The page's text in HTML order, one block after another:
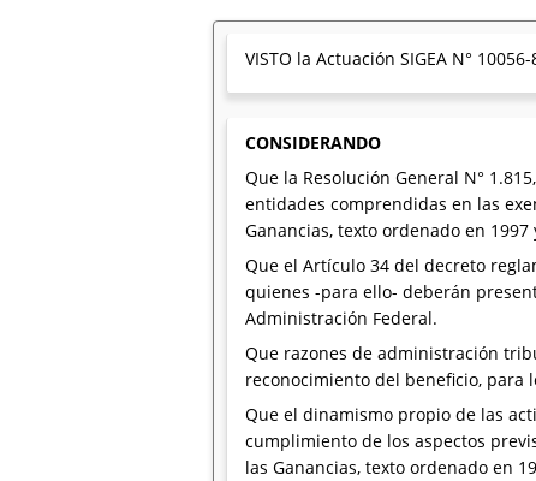
VISTO la Actuación SIGEA N°
CONSIDERANDO
Que la Resolución General N°
entidades comprendidas en las
Ganancias, texto ordenado en
Que el Artículo 34 del decreto
quienes -para ello- deberán
Administración Federal.
Que razones de administración
reconocimiento del beneficio, para
Que el dinamismo propio de las
cumplimiento de los aspectos
las Ganancias, texto ordenado en